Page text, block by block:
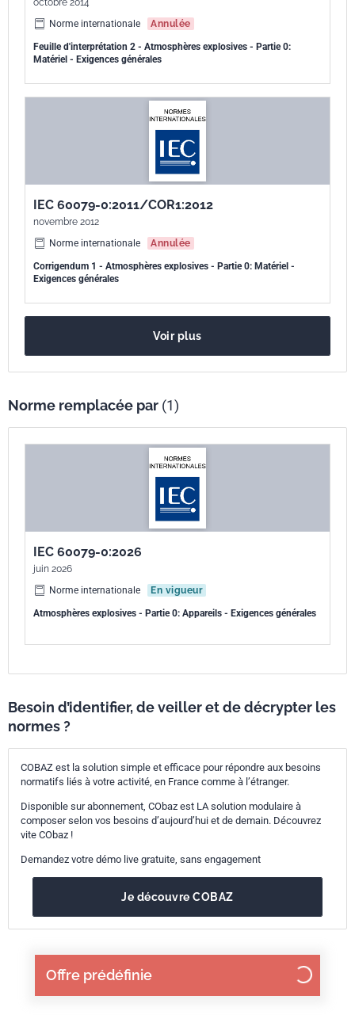
Offre prédéfinie
octobre 2014
Norme internationale
Annulée
Feuille d'interprétation 2 - Atmosphères explosives - Partie 0:
Matériel - Exigences générales
IEC 60079-0:2011/COR1:2012
novembre 2012
Norme internationale
Annulée
Corrigendum 1 - Atmosphères explosives - Partie 0: Matériel -
Exigences générales
Voir plus
Norme remplacée par (1)
IEC 60079-0:2026
juin 2026
Norme internationale
En vigueur
Atmosphères explosives - Partie 0: Appareils - Exigences générales
Besoin d’identifier, de veiller et de décrypter les
normes ?
COBAZ est la solution simple et efficace pour répondre aux besoins
normatifs liés à votre activité, en France comme à l’étranger.
Disponible sur abonnement, CObaz est LA solution modulaire à
composer selon vos besoins d’aujourd’hui et de demain. Découvrez
vite CObaz !
Demandez votre démo live gratuite, sans engagement
Je découvre COBAZ